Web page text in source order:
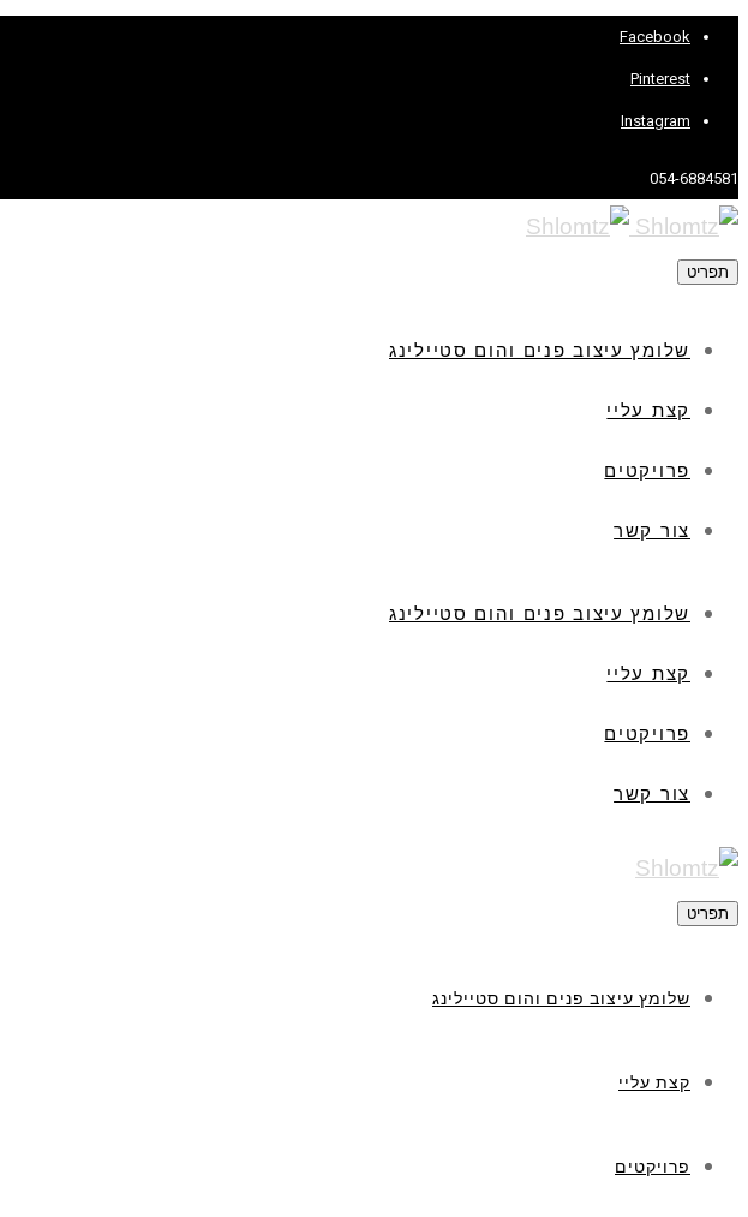
Facebook
Pinterest
Instagram
054-6884581
תפריט
שלומץ עיצוב פנים והום סטיילינג
קצת עליי
פרויקטים
צור קשר
שלומץ עיצוב פנים והום סטיילינג
קצת עליי
פרויקטים
צור קשר
תפריט
שלומץ עיצוב פנים והום סטיילינג
קצת עליי
פרויקטים